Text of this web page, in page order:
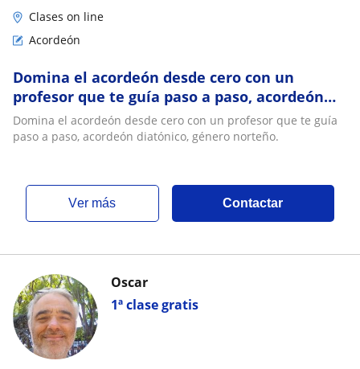
Clases on line
Acordeón
Domina el acordeón desde cero con un
profesor que te guía paso a paso, acordeón
diatónico, género norteño
Domina el acordeón desde cero con un profesor que te guía
paso a paso, acordeón diatónico, género norteño.
ver más Contactar
1ª clase gratis
Oscar